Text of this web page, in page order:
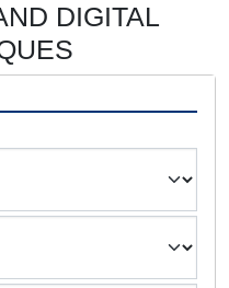
DIGITAL